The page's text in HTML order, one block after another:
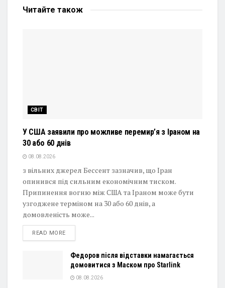
Читайте також
СВІТ
У США заявили про можливе перемир’я з Іраном на
30 або 60 днів
08.08.2026
з вільних джерел Бессент зазначив, що Іран
опинився під сильним економічним тиском.
Припинення вогню між США та Іраном може бути
узгоджене терміном на 30 або 60 днів, а
домовленість може...
READ MOREDETAILS
Федоров після відставки намагається
домовитися з Маском про Starlink
08.08.2026